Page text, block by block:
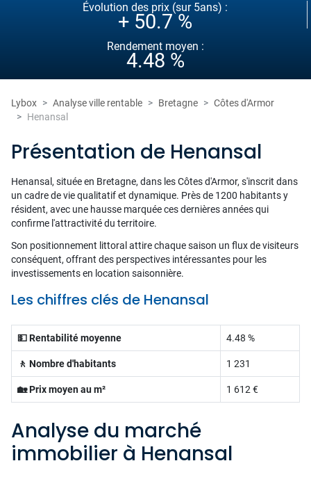
Évolution des prix (sur 5ans) :
+ 50.7 %
Rendement moyen :
4.48 %
Lybox Analyse ville rentable Bretagne
Côtes d'Armor
Henansal
Présentation de Henansal
Henansal, située en Bretagne, dans les Côtes d'Armor, s'inscrit dans
un cadre de vie qualitatif et dynamique. Près de 1200 habitants y
résident, avec une hausse marquée ces dernières années qui
confirme l'attractivité du territoire.
Son positionnement littoral attire chaque saison un flux de visiteurs
conséquent, offrant des perspectives intéressantes pour les
investissements en location saisonnière.
Les chiffres clés de Henansal
💵 Rentabilité moyenne 4.48 %
🚶 Nombre d'habitants 1 231
🏡 Prix moyen au m² 1 612 €
Analyse du marché
immobilier à Henansal